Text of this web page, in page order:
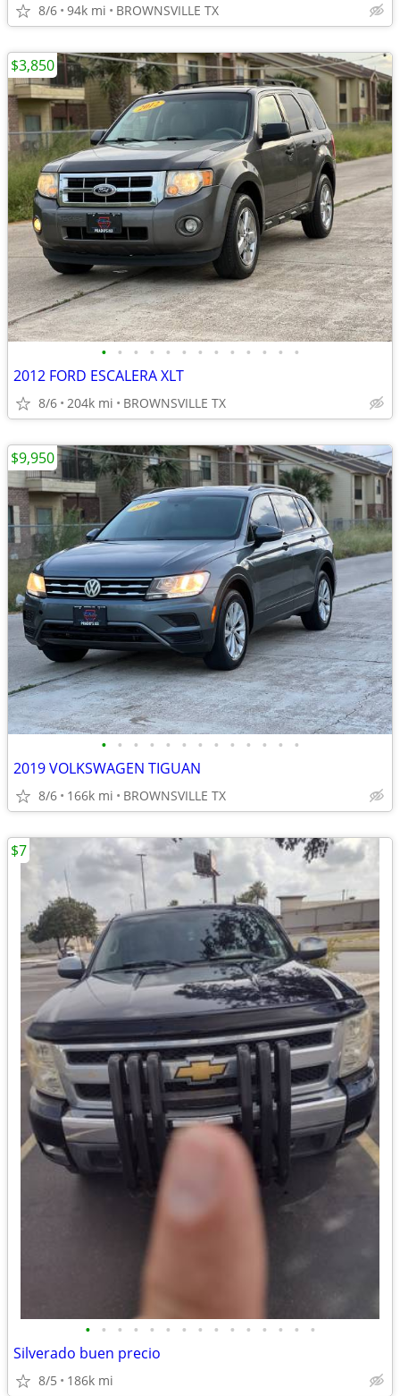
8/6 94k mi BROWNSVILLE TX
• • • • • • • • • • • • •
2012 FORD ESCALERA XLT
8/6 204k mi BROWNSVILLE TX
$3,850
• • • • • • • • • • • • •
2019 VOLKSWAGEN TIGUAN
8/6 166k mi BROWNSVILLE TX
$9,950
• • • • • • • • • • • • • • •
Silverado buen precio
8/5 186k mi
$7